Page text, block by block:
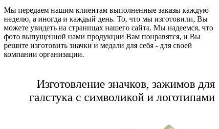
Мы передаем нашим клиентам выполненные заказы каждую
неделю, а иногда и каждый день. То, что мы изготовили, Вы
можете увидеть на страницах нашего сайта. Мы надеемся, что
фото выпущенной нами продукции Вам понравятся, и Вы
решите изготовить значки и медали для себя - для своей
компании организации.
Изготовление значков, зажимов для
галстука с символикой и логотипами